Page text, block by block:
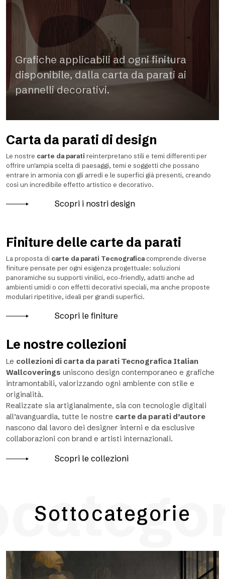
Grafiche applicabili ad ogni finitura
disponibile, dalla carta da parati ai
pannelli decorativi.
Carta da parati di design
Le nostre carte da parati reinterpretano stili e temi differenti per
offrire un'ampia scelta di paesaggi, temi e soggetti che possano
entrare in armonia con gli arredi e le superfici già presenti, creando
così un incredibile effetto artistico e decorativo.
Scopri i nostri design
Finiture delle carte da parati
La proposta di carte da parati Tecnograficacomprende diverse
finiture pensate per ogni esigenza progettuale: soluzioni
panoramiche su supporti vinilici, eco-friendly, adatti anche ad
ambienti umidi o con effetti decorativi speciali, ma anche proposte
modulari ripetitive, ideali per grandi superfici.
Scopri le finiture
Le nostre collezioni
Le collezioni di carta da parati Tecnografica Italian
Wallcoverings uniscono design contemporaneo e grafiche
intramontabili, valorizzando ogni ambiente con stile e
originalità.
Realizzate sia artigianalmente, sia con tecnologie digitali
all’avanguardia, tutte le nostre carte da parati d’autore
nascono dal lavoro dei designer interni e da esclusive
collaborazioni con brand e artisti internazionali.
Scopri le collezioni
Sottocategorie